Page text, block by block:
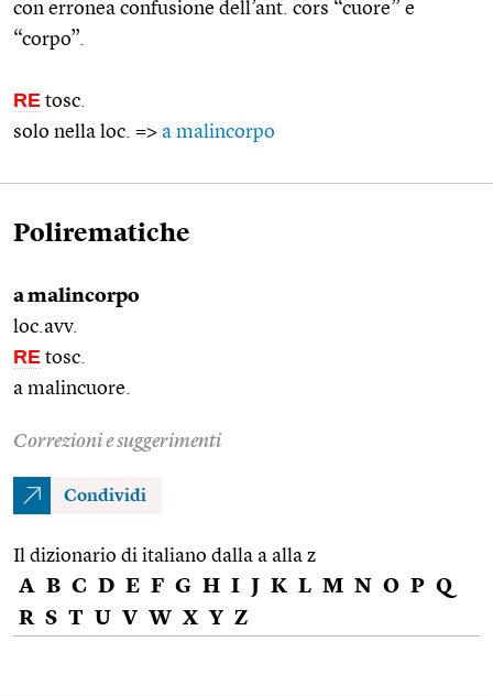
con erronea confusione dell’ant. cors “cuore” e
“corpo”.
RE tosc.
solo nella loc. => a malincorpo
Polirematiche
a malincorpo
loc.avv.
RE tosc.
a malincuore.
Correzioni e suggerimenti
Condividi
Il dizionario di italiano dalla a alla z
A B C D E F G H I J K L M N O P Q
R S T U V W X Y Z